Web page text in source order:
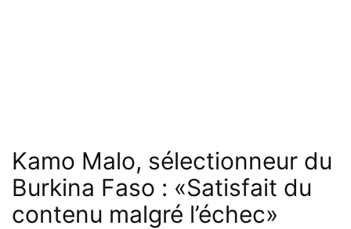
Kamo Malo, sélectionneur du
Burkina Faso : «Satisfait du
contenu malgré l’échec»